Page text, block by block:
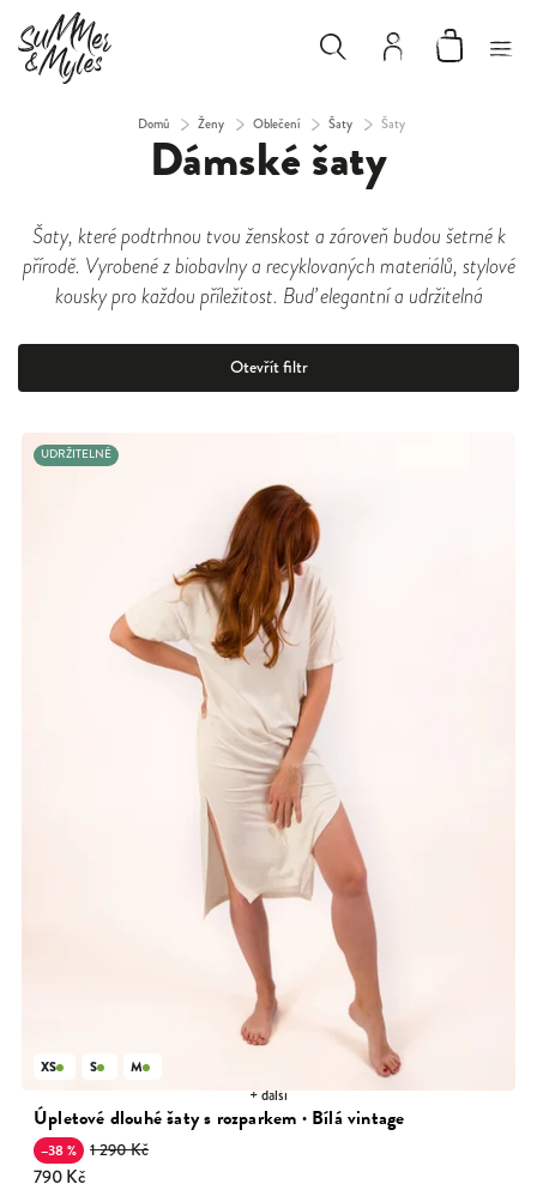
Domů / Ženy / Oblečení / Šaty / Šaty
Dámské šaty
Šaty, které podtrhnou tvou ženskost a zároveň budou šetrné k
přírodě. Vyrobené z biobavlny a recyklovaných materiálů, stylové
kousky pro každou příležitost. Buď elegantní a udržitelná
Otevřít filtr
UDRŽITELNÉ
Úpletové dlouhé šaty s rozparkem · Bílá vintage
–38 % 1 290 Kč
790 Kč
XS S M
+ další